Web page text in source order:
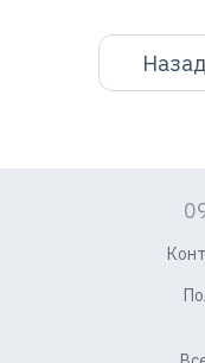
Назад